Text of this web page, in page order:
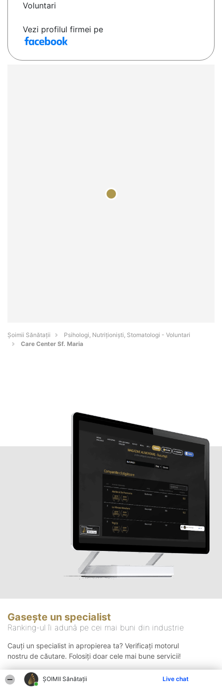
ŞOIMII Sănătații Live chat
Voluntari
Vezi profilul firmei pe
Şoimii Sănătații
Psihologi, Nutriționiști, Stomatologi - Voluntari
Care Center Sf. Maria
Gasește un specialist
Ranking-ul îi adună pe cei mai buni din industrie
Cauți un specialist in apropierea ta? Verificați motorul
nostru de căutare. Folosiți doar cele mai bune servicii!